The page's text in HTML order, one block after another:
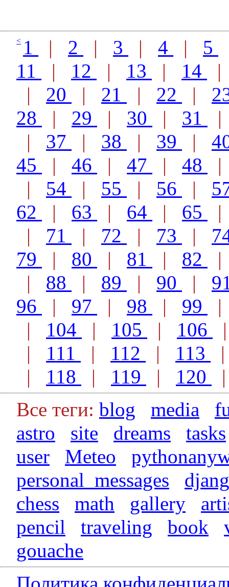
< 1 | 2 | 3 | 4 | 5
11
| 12 | 13 | 14
| 20 | 21 | 22 |
28
| 29 | 30 | 31
| 37 | 38 | 39 |
45
| 46 | 47 | 48
| 54 | 55 | 56 |
62
| 63 | 64 | 65
| 71 | 72 | 73 |
79
| 80 | 81 | 82
| 88 | 89 | 90 |
96
| 97 | 98 | 99
| 104 | 105 | 106
| 111 | 112 | 113
| 118 | 119 | 120
Все теги: blog media
astro
site dreams
tasks
user
Meteo
personal_messages
chess
math gallery
pencil
traveling book
gouache